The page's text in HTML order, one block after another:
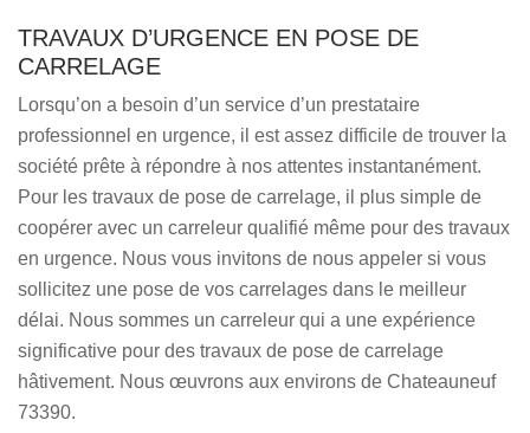
TRAVAUX D’URGENCE EN POSE DE
CARRELAGE
Lorsqu’on a besoin d’un service d’un prestataire
professionnel en urgence, il est assez difficile de trouver la
société prête à répondre à nos attentes instantanément.
Pour les travaux de pose de carrelage, il plus simple de
coopérer avec un carreleur qualifié même pour des travaux
en urgence. Nous vous invitons de nous appeler si vous
sollicitez une pose de vos carrelages dans le meilleur
délai. Nous sommes un carreleur qui a une expérience
significative pour des travaux de pose de carrelage
hâtivement. Nous œuvrons aux environs de Chateauneuf
73390.